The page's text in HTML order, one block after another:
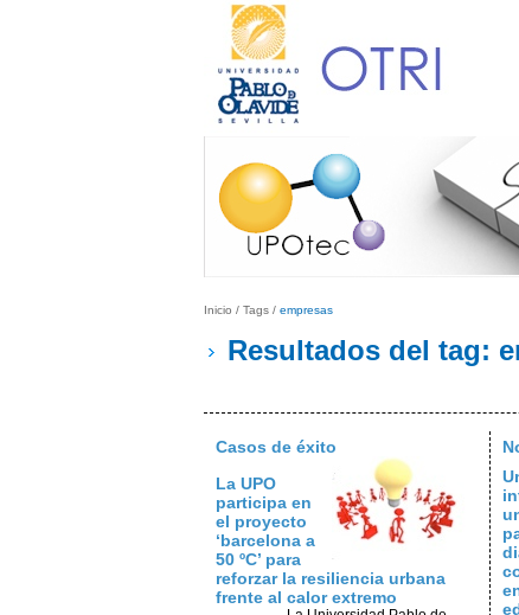
Inicio / Tags / empresas
Resultados del tag:
Casos de éxito
La UPO
participa en
el proyecto
‘barcelona a
50 ºC’ para
reforzar la resiliencia urbana
frente al calor extremo